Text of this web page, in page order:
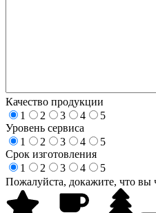
Качество продукции
1
2 3 4
5
Уровень сервиса
1
2 3 4
5
Срок изготовления
1
2 3 4
5
Пожалуйста, докажите, что вы